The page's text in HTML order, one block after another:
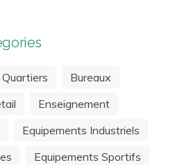
Bureaux
Enseignement
Equipements Industriels
Equipements Sportifs